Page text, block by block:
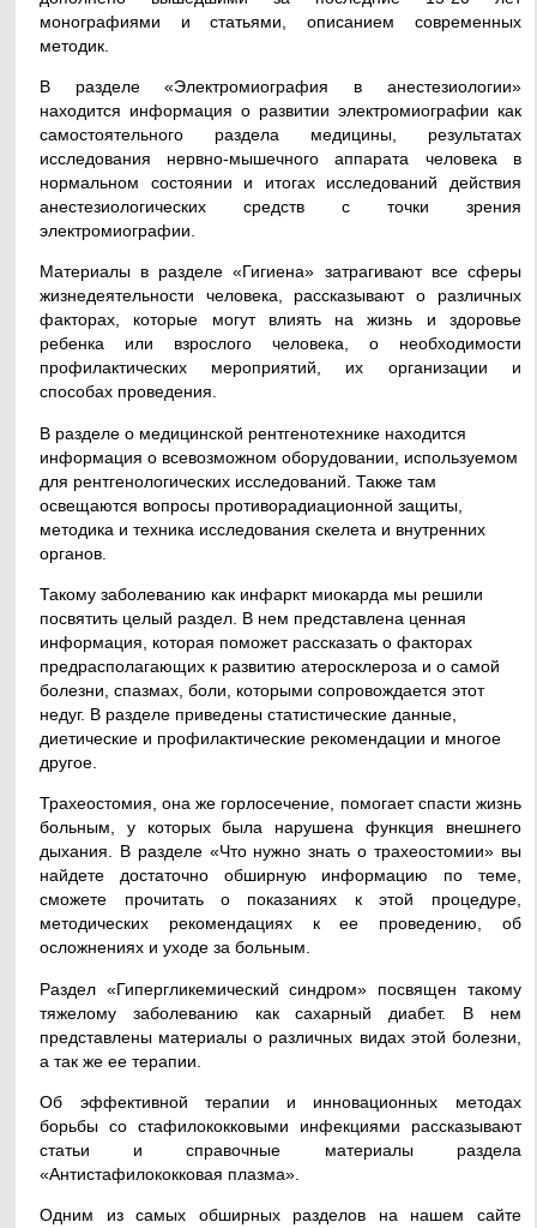
монографиями и статьями, описанием современных
методик.
В разделе «Электромиография в анестезиологии»
находится информация о развитии электромиографии как
самостоятельного раздела медицины, результатах
исследования нервно-мышечного аппарата человека в
нормальном состоянии и итогах исследований действия
анестезиологических средств с точки зрения
электромиографии.
Материалы в разделе «Гигиена» затрагивают все сферы
жизнедеятельности человека, рассказывают о различных
факторах, которые могут влиять на жизнь и здоровье
ребенка или взрослого человека, о необходимости
профилактических мероприятий, их организации и
способах проведения.
В разделе о медицинской рентгенотехнике находится
информация о всевозможном оборудовании, используемом
для рентгенологических исследований. Также там
освещаются вопросы противорадиационной защиты,
методика и техника исследования скелета и внутренних
органов.
Такому заболеванию как инфаркт миокарда мы решили
посвятить целый раздел. В нем представлена ценная
информация, которая поможет рассказать о факторах
предрасполагающих к развитию атеросклероза и о самой
болезни, спазмах, боли, которыми сопровождается этот
недуг. В разделе приведены статистические данные,
диетические и профилактические рекомендации и многое
другое.
Трахеостомия, она же горлосечение, помогает спасти жизнь
больным, у которых была нарушена функция внешнего
дыхания. В разделе «Что нужно знать о трахеостомии» вы
найдете достаточно обширную информацию по теме,
сможете прочитать о показаниях к этой процедуре,
методических рекомендациях к ее проведению, об
осложнениях и уходе за больным.
Раздел «Гипергликемический синдром» посвящен такому
тяжелому заболеванию как сахарный диабет. В нем
представлены материалы о различных видах этой болезни,
а так же ее терапии.
Об эффективной терапии и инновационных методах
борьбы со стафилококковыми инфекциями рассказывают
статьи и справочные материалы раздела
«Антистафилококковая плазма».
Одним из самых обширных разделов на нашем сайте